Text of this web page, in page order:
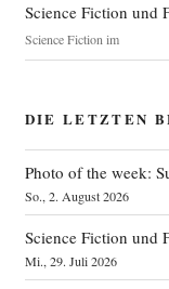
Science Fiction und
Science Fiction im
DIE LETZTEN
Photo of the week:
So., 2. August 2026
Science Fiction und
Mi., 29. Juli 2026